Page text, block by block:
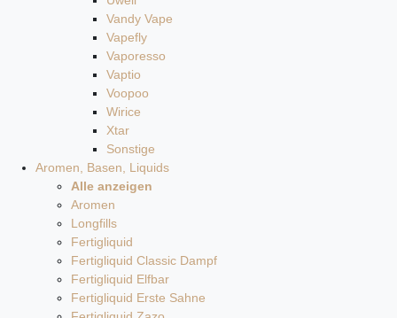
Vandy Vape
Vapefly
Vaporesso
Vaptio
Voopoo
Wirice
Xtar
Sonstige
Aromen, Basen, Liquids
Alle anzeigen
Aromen
Longfills
Fertigliquid
Fertigliquid Classic Dampf
Fertigliquid Elfbar
Fertigliquid Erste Sahne